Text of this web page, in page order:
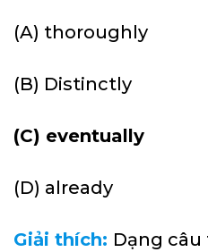
(A) thoroughly
(B) Distinctly
(C) eventually
(D) already
Giải thích: Dạng